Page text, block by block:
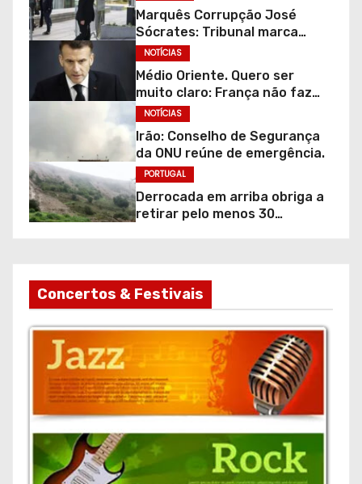
Marquês Corrupção José
Sócrates: Tribunal marca
audição de gravações para
julgamento continuar.
NOTÍCIAS
Médio Oriente. Quero ser
muito claro: França não faz
parte desta guerra!
NOTÍCIAS
Irão: Conselho de Segurança
da ONU reúne de emergência.
PORTUGAL
Derrocada em arriba obriga a
retirar pelo menos 30
Concertos & Festivais